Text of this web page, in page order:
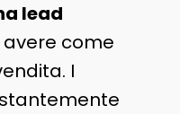
lead
come
I